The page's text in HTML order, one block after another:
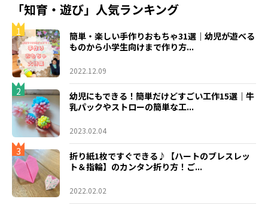
「知育・遊び」人気ランキング
1
簡単・楽しい手作りおもちゃ31選｜幼児が遊べる
ものから小学生向けまで作り方...
2022.12.09
2
幼児にもできる！簡単だけどすごい工作15選｜牛
乳パックやストローの簡単な工...
2023.02.04
3
折り紙1枚ですぐできる♪【ハートのブレスレッ
ト＆指輪】のカンタン折り方！ご...
2022.02.02